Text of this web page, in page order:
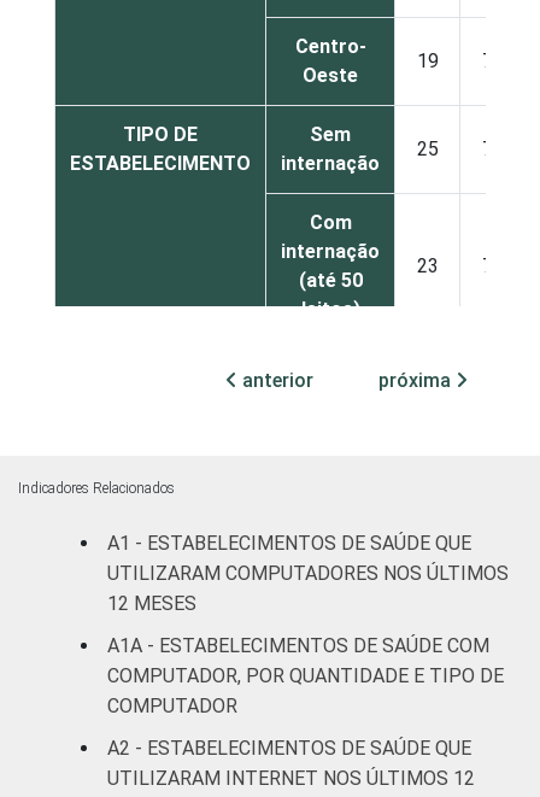
Centro-
Oeste
19 70
TIPO DE
ESTABELECIMENTO
Sem
internação
25 70
Com
internação
(até 50
leitos)
23 70
apoio à
diagnose e
45
LOCALIZAÇÃO Capital 40 53
Fonte: CGI.br/NIC.br, Centro Regional de
anterior próxima
Indicadores Relacionados
A1 - ESTABELECIMENTOS DE SAÚDE QUE
UTILIZARAM COMPUTADORES NOS ÚLTIMOS
12 MESES
A1A - ESTABELECIMENTOS DE SAÚDE COM
COMPUTADOR, POR QUANTIDADE E TIPO DE
COMPUTADOR
A2 - ESTABELECIMENTOS DE SAÚDE QUE
UTILIZARAM INTERNET NOS ÚLTIMOS 12